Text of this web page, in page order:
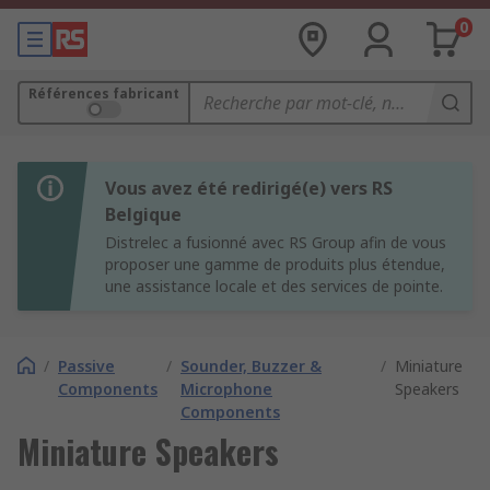
0
Références fabricant
Vous avez été redirigé(e) vers RS
Belgique
Distrelec a fusionné avec RS Group afin de vous
proposer une gamme de produits plus étendue,
une assistance locale et des services de pointe.
/ Passive
Components
/ Sounder, Buzzer &
Microphone
Components
/ Miniature
Speakers
Miniature Speakers